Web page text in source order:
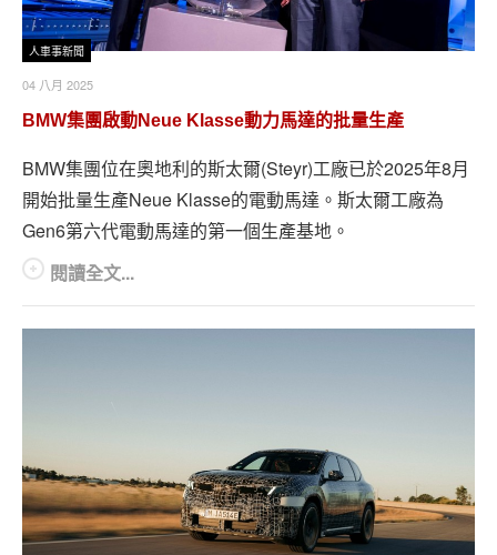
人車事新聞
04 八月 2025
BMW集團啟動Neue Klasse動力馬達的批量生產
BMW集團位在奧地利的斯太爾(Steyr)工廠已於2025年8月
開始批量生產Neue Klasse的電動馬達。斯太爾工廠為
Gen6第六代電動馬達的第一個生產基地。
閱讀全文...